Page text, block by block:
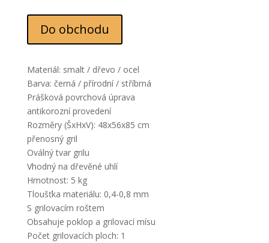
Do obchodu
Materiál: smalt / dřevo / ocel
Barva: černá / přírodní / stříbrná
Prášková povrchová úprava
antikorozní provedení
Rozměry (ŠxHxV): 48x56x85 cm
přenosný gril
Oválný tvar grilu
Vhodný na dřevěné uhlí
Hmotnost: 5 kg
Tloušťka materiálu: 0,4-0,8 mm
S grilovacím roštem
Obsahuje poklop a grilovací mísu
Počet grilovacích ploch: 1